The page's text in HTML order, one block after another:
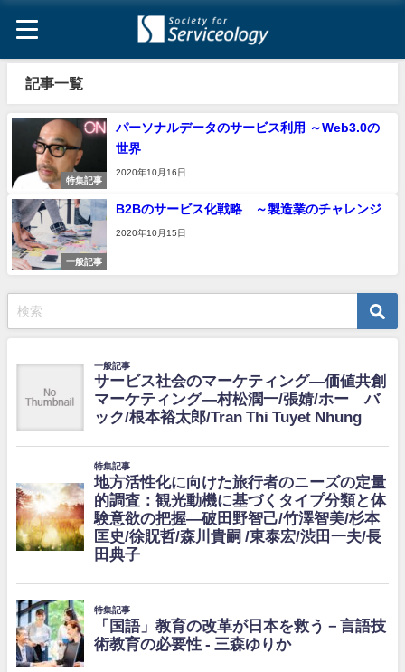
記事一覧
特集記事
パーソナルデータのサービス利用 ～Web3.0の
世界
2020年10月16日
一般記事
B2Bのサービス化戦略 ～製造業のチャレンジ
2020年10月15日